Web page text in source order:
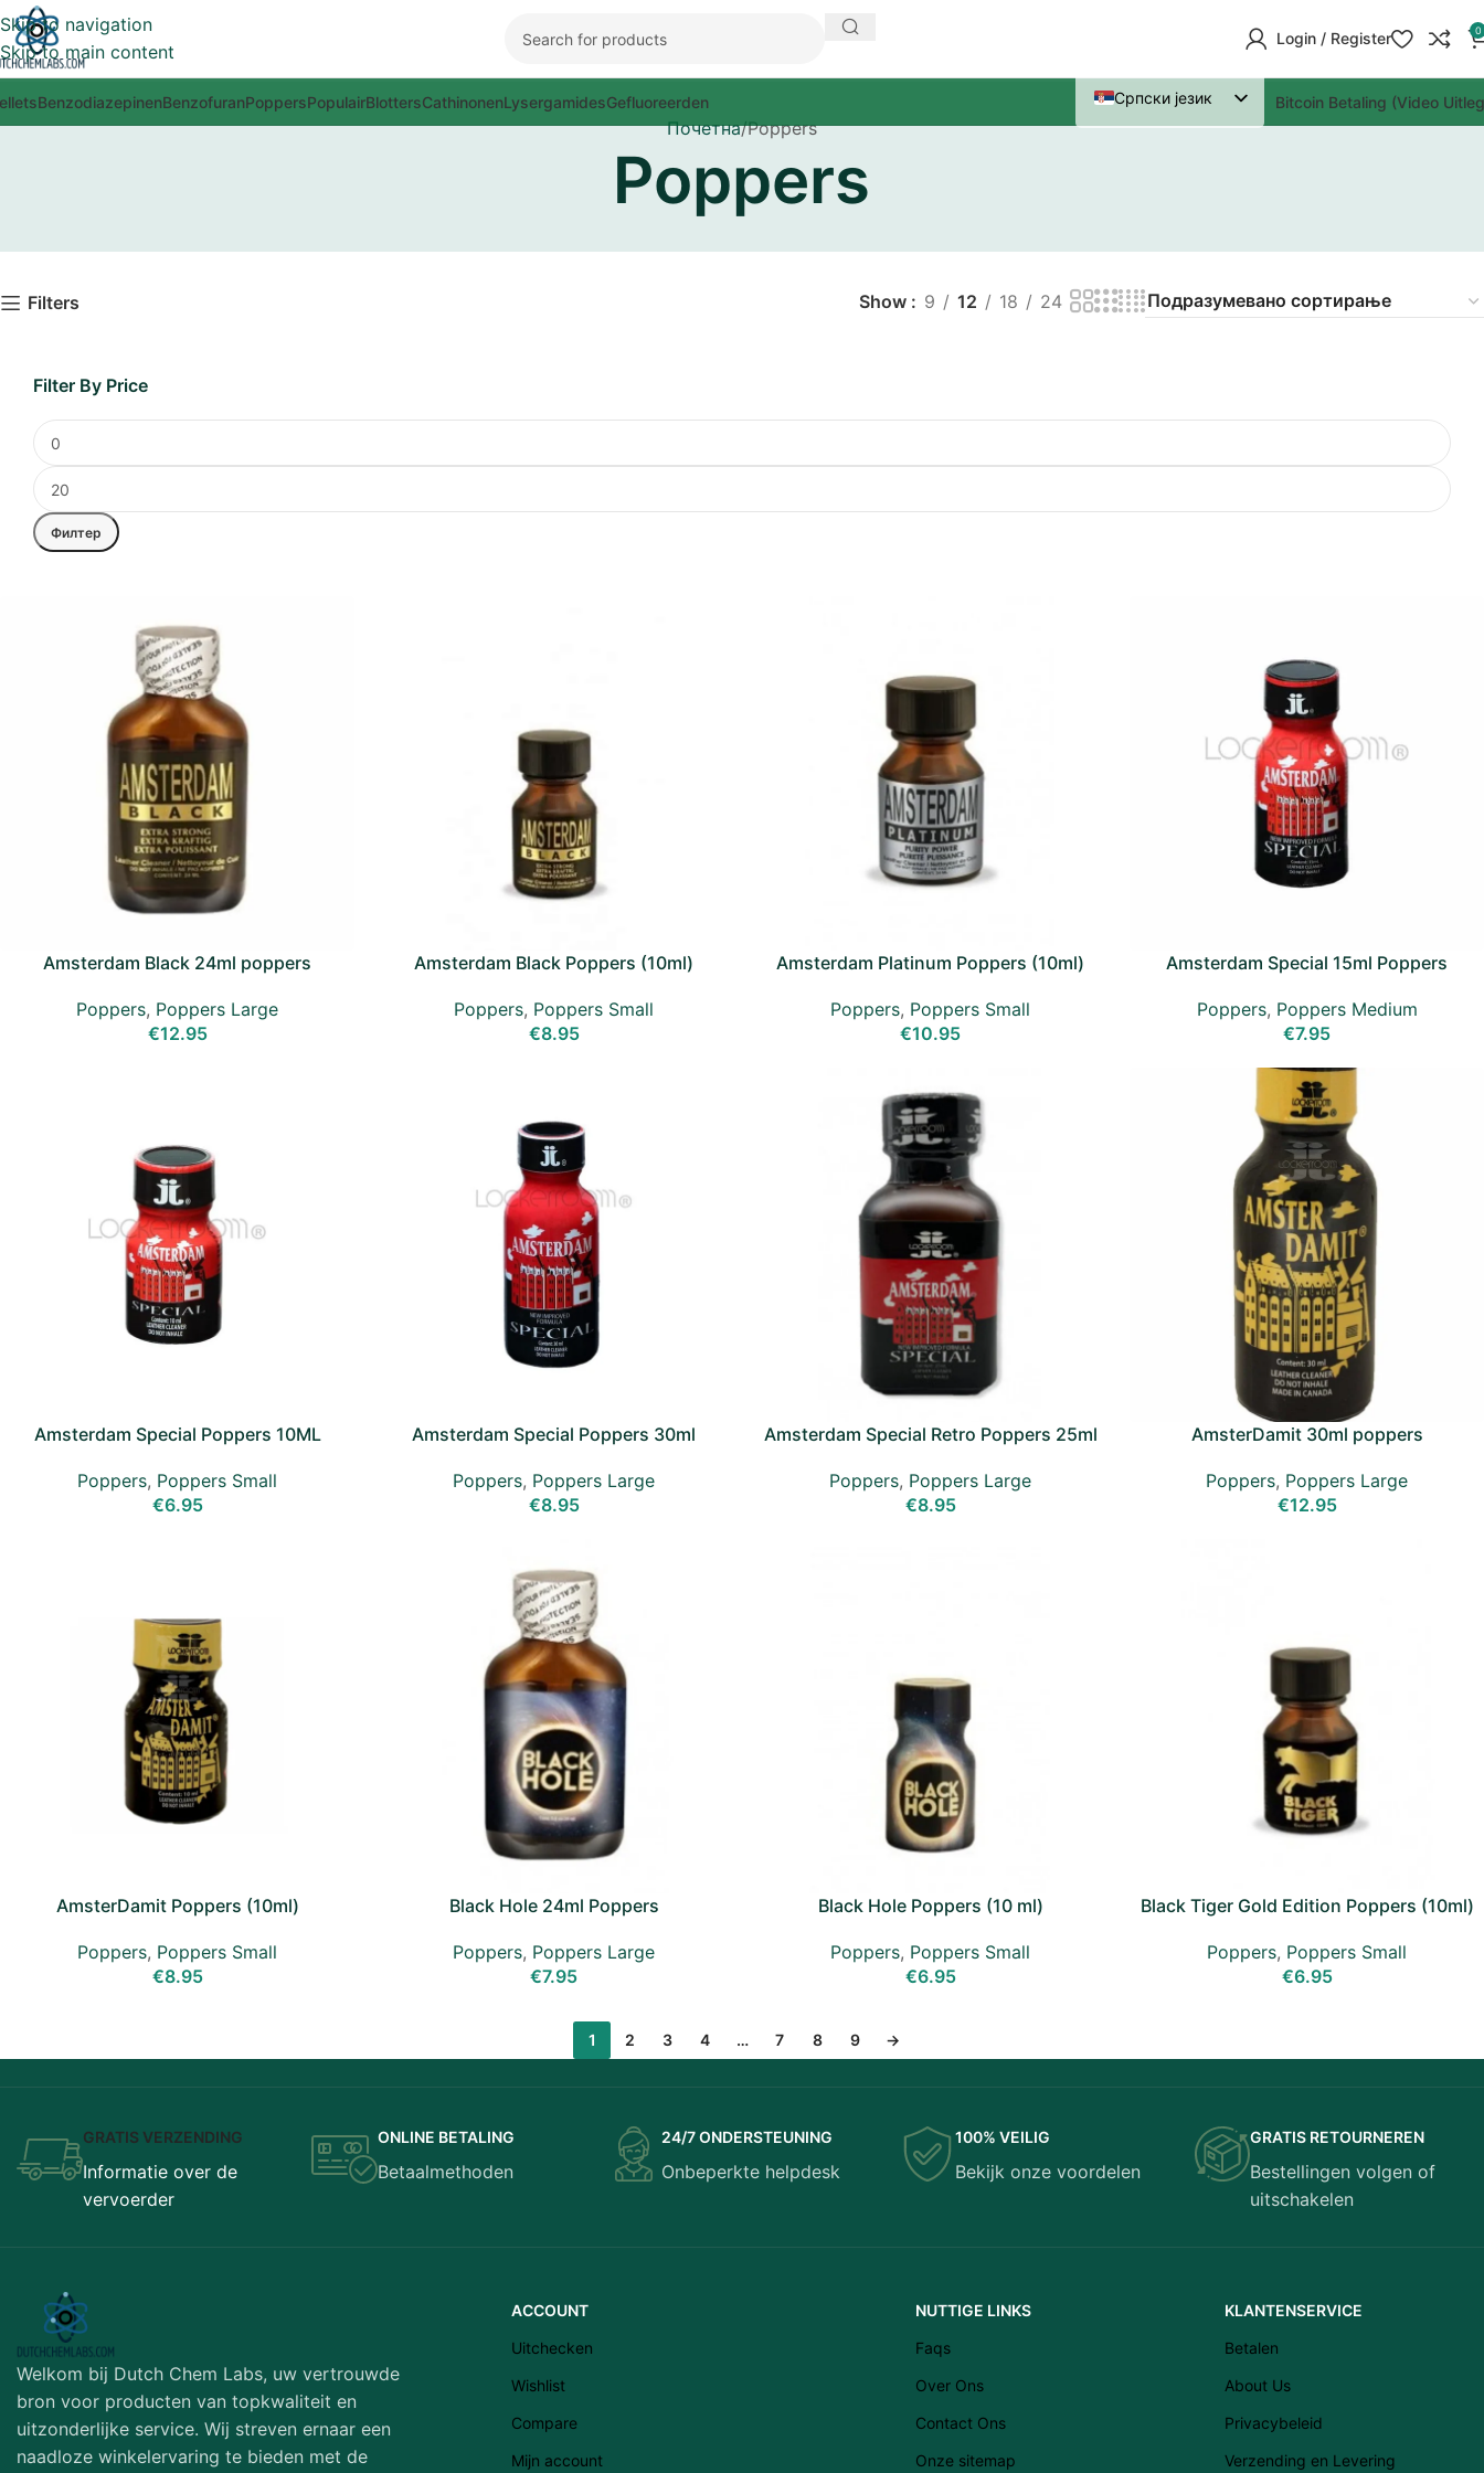
Skip to navigation
Skip to main content
Login / Register 0
BenzodiazepinenBenzofuranPoppersPopulairBlottersCathinonenLysergamidesGefluoreerden
Српски језик
Italiano
Français
Čeština
Latviešu valoda
Bitcoin Betaling (Video
Почетна Poppers
Poppers
Filters Show 9 12 18 24
Filter By Price
Филтер
Amsterdam Black 24ml poppers
Poppers, Poppers Large
€12.95
Amsterdam Black Poppers (10ml)
Poppers, Poppers Small
€8.95
Amsterdam Platinum Poppers (10ml)
Poppers, Poppers Small
€10.95
Amsterdam Special 15ml Poppers
Poppers, Poppers Medium
€7.95
Amsterdam Special Poppers 10ML
Poppers, Poppers Small
€6.95
Amsterdam Special Poppers 30ml
Poppers, Poppers Large
€8.95
Amsterdam Special Retro Poppers 25ml
Poppers, Poppers Large
€8.95
AmsterDamit 30ml poppers
Poppers, Poppers Large
€12.95
AmsterDamit Poppers (10ml)
Poppers, Poppers Small
€8.95
Black Hole 24ml Poppers
Poppers, Poppers Large
€7.95
Black Hole Poppers (10 ml)
Poppers, Poppers Small
€6.95
Black Tiger Gold Edition Poppers (10ml)
Poppers, Poppers Small
€6.95
1 2 3 4 … 7 8 9 →
GRATIS VERZENDING
Informatie over de
vervoerder
ONLINE BETALING
Betaalmethoden
24/7 ONDERSTEUNING
Onbeperkte helpdesk
100% VEILIG
Bekijk onze voordelen
GRATIS RETOURNEREN
Bestellingen volgen of
uitschakelen
Welkom bij Dutch Chem Labs, uw vertrouwde
bron voor producten van topkwaliteit en
uitzonderlijke service. Wij streven ernaar een
naadloze winkelervaring te bieden met de
ACCOUNT
Uitchecken
Wishlist
Compare
Mijn account
NUTTIGE LINKS
Faqs
Over Ons
Contact Ons
Onze sitemap
KLANTENSERVICE
Betalen
About Us
Privacybeleid
Verzending en Levering
Română